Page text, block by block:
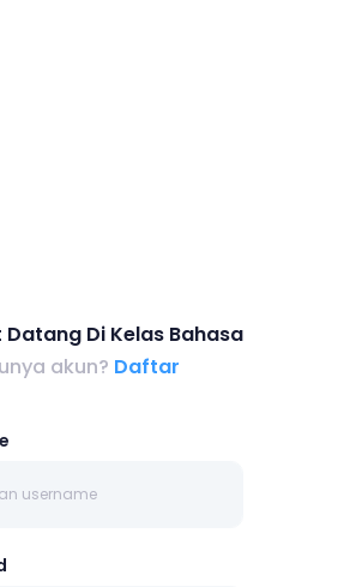
Datang Di Kelas Bahasa
akun? Daftar